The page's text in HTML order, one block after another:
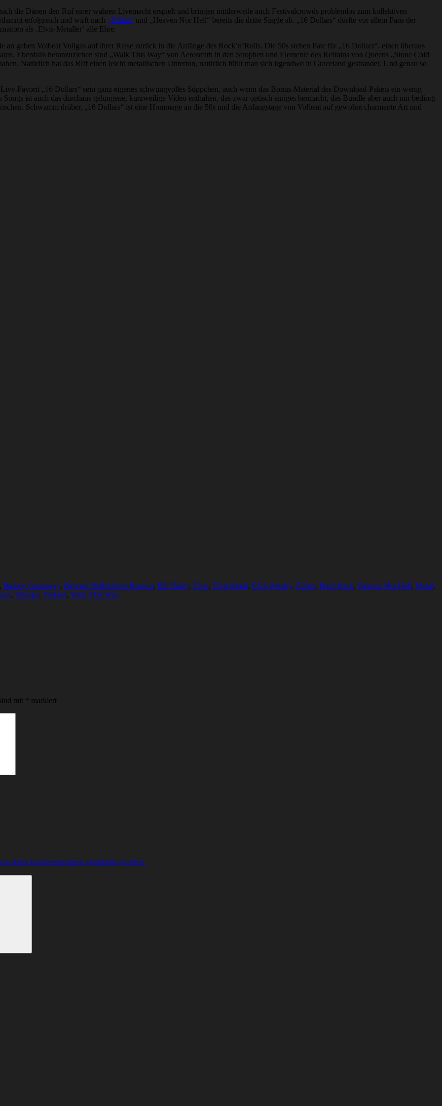
die Dänen den Ruf einer wahren Livemacht erspielt und bringen mittlerweile auch Festivalcrowds problemlos zum kollektiven
erfolgreich und wirft nach „Fallen“ und „Heaven Nor Hell“ bereits die dritte Single ab. „16 Dollars“ dürfte vor allem Fans der
als ‚Elvis-Metaller‘ alle Ehre.
an geben Volbeat Vollgas auf ihrer Reise zurück in die Anfänge des Rock’n’Rolls. Die 50s stehen Pate für „16 Dollars“, einen überaus
Ebenfalls heranzuziehen sind „Walk This Way“ von Aerosmith in den Strophen und Elemente des Refrains von Queens „Stone Cold
Natürlich hat das Riff einen leicht metallischen Unterton, natürlich fühlt man sich irgendwo in Graceland gestrandet. Und genau so
Favorit „16 Dollars“ sein ganz eigenes schwungvolles Süppchen, auch wenn das Bonus-Material des Download-Pakets ein wenig
ist auch das durchaus gelungene, kurzweilige Video enthalten, das zwar optisch einiges hermacht, das Bundle aber auch nur bedingt
Schwamm drüber, „16 Dollars“ ist eine Hommage an die 50s und die Anfangstage von Volbeat auf gewohnt charmante Art und
, Barney Greenway, Beyond Hell/Above Heaven, Bill Haley, Elvis, Elvis Metal, Elvis Presley, Fallen, Hard Rock, Heaven Nor Hell, Metal,
, Vintage, Volbeat, Walk This Way
mit * markiert
deine Kommentardaten verarbeitet werden.